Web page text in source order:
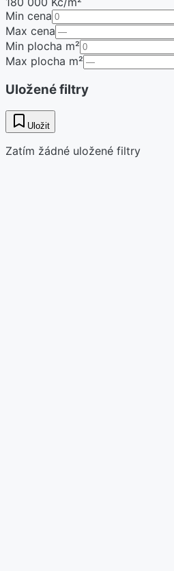
Min cena
Max cena
Min plocha m²
Max plocha m²
Uložené filtry
Uložit
Zatím žádné uložené filtry